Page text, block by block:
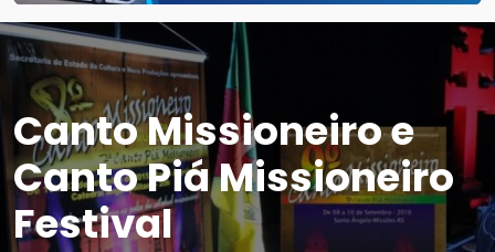
Canto Missioneiro e
Canto Piá Missioneiro
Festival